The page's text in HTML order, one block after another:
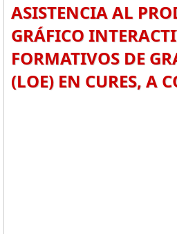
ASISTENCIA AL
GRÁFICO
FORMATIVOS DE
(LOE) EN CURES, A